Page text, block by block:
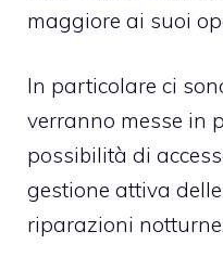
maggiore ai suoi
In particolare ci
verranno messe in
possibilità di
gestione attiva
riparazioni notturne.